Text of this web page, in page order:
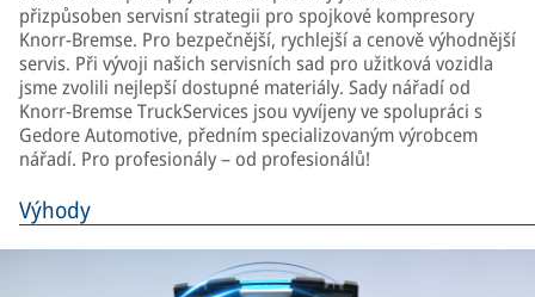
přizpůsoben servisní strategii pro spojkové kompresory
Knorr-Bremse. Pro bezpečnější, rychlejší a cenově výhodnější
servis. Při vývoji našich servisních sad pro užitková vozidla
jsme zvolili nejlepší dostupné materiály. Sady nářadí od
Knorr-Bremse TruckServices jsou vyvíjeny ve spolupráci s
Gedore Automotive, předním specializovaným výrobcem
nářadí. Pro profesionály – od profesionálů!
Výhody